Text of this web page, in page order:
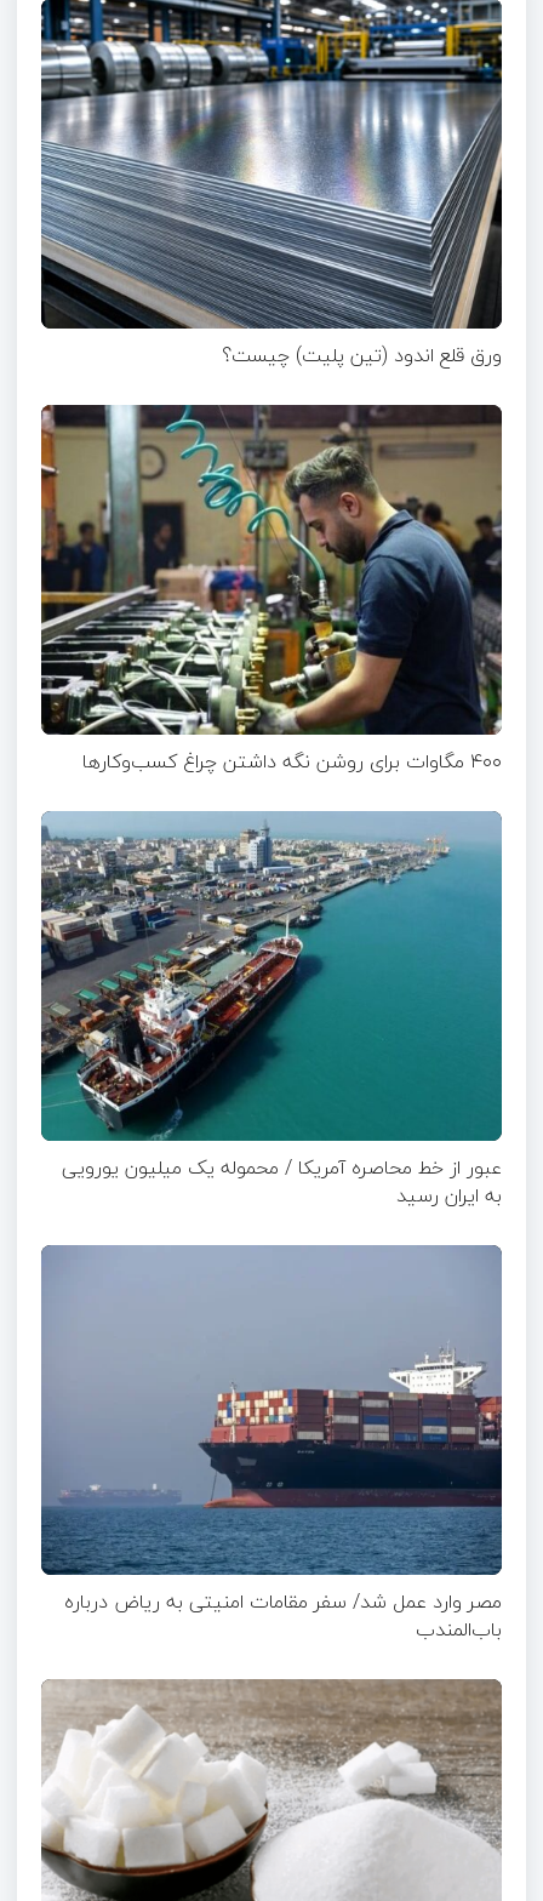
ورق قلع اندود (تین پلیت) چیست؟
۴۰۰ مگاوات برای روشن نگه داشتن چراغ کسب‌وکار‌ها
عبور از خط محاصره آمریکا / محموله یک میلیون یورویی
به ایران رسید
مصر وارد عمل شد/ سفر مقامات امنیتی به ریاض درباره
باب‌المندب